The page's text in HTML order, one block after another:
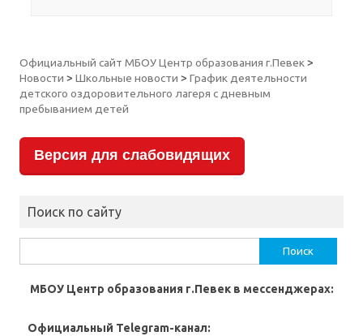
Официальный сайт МБОУ Центр образования г.Певек>
Новости > Школьные новости > График деятельности
детского оздоровительного лагеря с дневным
пребыванием детей
Версия для слабовидящих
Поиск по сайту
МБОУ Центр образования г.Певек в мессенджерах:
Официальный Telegram-канал: